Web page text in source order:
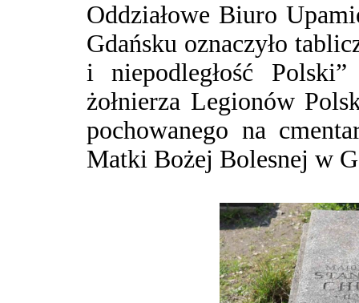
Oddziałowe Biuro
Gdańsku oznaczyło
i niepodległość
żołnierza Legionów
pochowanego na
Matki Bożej Bolesnej w